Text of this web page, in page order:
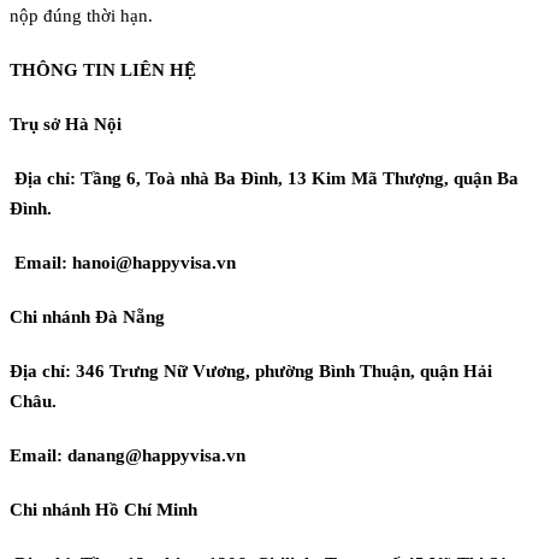
nộp đúng thời hạn.
THÔNG TIN LIÊN HỆ
Trụ sở Hà Nội
Địa chỉ: Tầng 6, Toà nhà Ba Đình, 13 Kim Mã Thượng, quận Ba
Đình.
Email: hanoi@happyvisa.vn
Chi nhánh Đà Nẵng
Địa chỉ: 346 Trưng Nữ Vương, phường Bình Thuận, quận Hải
Châu.
Email: danang@happyvisa.vn
Chi nhánh Hồ Chí Minh